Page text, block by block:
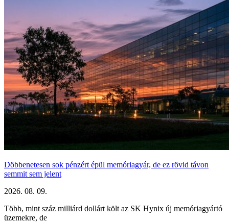
Döbbenetesen sok pénzért épül memóriagyár, de ez rövid távon
semmit sem jelent
2026. 08. 09.
Több, mint száz milliárd dollárt költ az SK Hynix új memóriagyártó
üzemekre, de